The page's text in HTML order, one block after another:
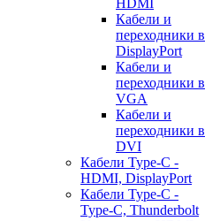
HDMI
Кабели и
переходники в
DisplayPort
Кабели и
переходники в
VGA
Кабели и
переходники в
DVI
Кабели Type-C -
HDMI, DisplayPort
Кабели Type-C -
Type-C, Thunderbolt